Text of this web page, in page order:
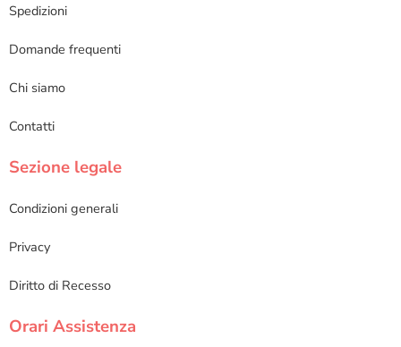
Spedizioni
Domande frequenti
Chi siamo
Contatti
Sezione legale
Condizioni generali
Privacy
Diritto di Recesso
Orari Assistenza